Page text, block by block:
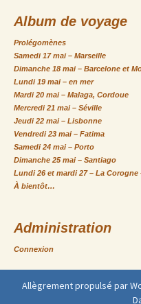
Album de voyage
Prolégomènes
Samedi 17 mai – Marseille
Dimanche 18 mai – Barcelone et
Lundi 19 mai – en mer
Mardi 20 mai – Malaga, Cordoue
Mercredi 21 mai – Séville
Jeudi 22 mai – Lisbonne
Vendredi 23 mai – Fatima
Samedi 24 mai – Porto
Dimanche 25 mai – Santiago
Lundi 26 et mardi 27 – La Corogne
À bientôt…
Administration
Connexion
Allègrement propulsé par